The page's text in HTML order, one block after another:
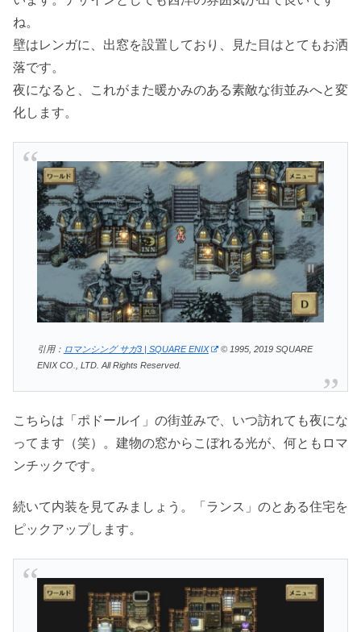
ね。
壁はレンガに、出窓を設置しており、見た目はとてもお洒
落です。
夜になると、これがまた暖かみのある素敵な街並みへと変
化します。
引用： ロマンシング サガ3 | SQUARE ENIX
© 1995, 2019 SQUARE
ENIX CO., LTD. All Rights Reserved.
こちらは「ポドールイ」の街並みで、いつ訪れても夜にな
ってます（笑）。建物の窓からこぼれる光が、何ともロマ
ンチックです。
続いて内装を見てみましょう。「ランス」のとある住宅を
ピックアップします。